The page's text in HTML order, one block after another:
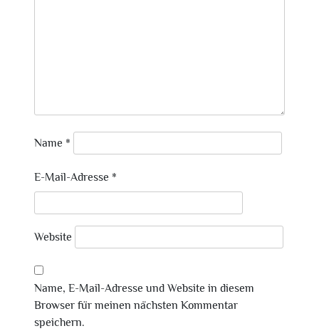
Name *
E-Mail-Adresse *
Website
Name, E-Mail-Adresse und Website in diesem
Browser für meinen nächsten Kommentar
speichern.